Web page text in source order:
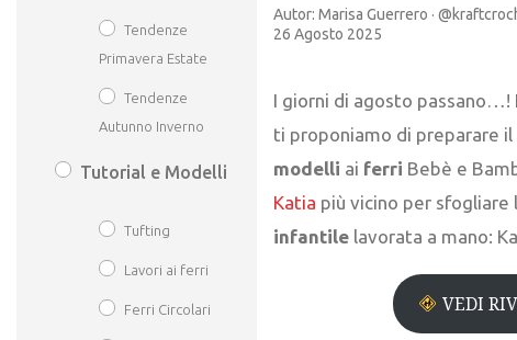
Tendenze
Primavera Estate
Tendenze
Autunno Inverno
Tutorial e Modelli
Tufting
Lavori ai ferri
Ferri Circolari
Autor: Marisa Guerrero ·
26 Agosto 2025
I giorni di agosto passano…!
ti proponiamo di preparare il
modelli ai ferri Bebè e
Katia più vicino per sfogliare
infantile lavorata a mano:
VEDI